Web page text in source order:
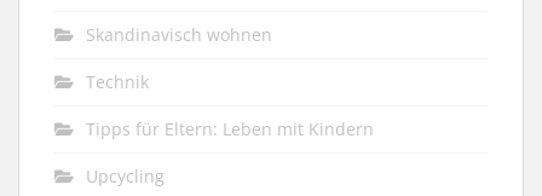
Skandinavisch wohnen
Technik
Tipps für Eltern: Leben mit Kindern
Upcycling